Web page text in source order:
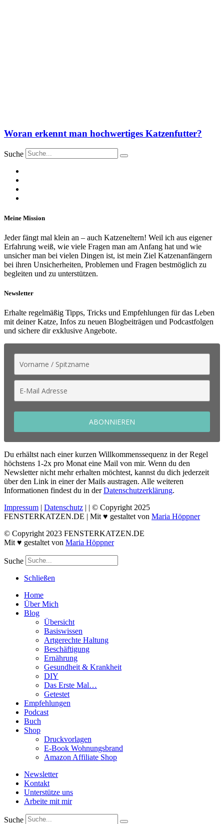
Woran erkennt man hochwertiges Katzenfutter?
Suche
Meine Mission
Jeder fängt mal klein an – auch Katzeneltern! Weil ich aus eigener
Erfahrung weiß, wie viele Fragen man am Anfang hat und wie
unsicher man bei vielen Dingen ist, ist mein Ziel Katzenanfängern
bei ihren Unsicherheiten, Problemen und Fragen bestmöglich zu
begleiten und zu unterstützen.
Newsletter
Erhalte regelmäßig Tipps, Tricks und Empfehlungen für das Leben
mit deiner Katze, Infos zu neuen Blogbeiträgen und Podcastfolgen
und sichere dir exklusive Angebote.
ABONNIEREN
Du erhältst nach einer kurzen Willkommenssequenz in der Regel
höchstens 1-2x pro Monat eine Mail von mir. Wenn du den
Newsletter nicht mehr erhalten möchtest, kannst du dich jederzeit
über den Link in einer der Mails austragen. Alle weiteren
Informationen findest du in derDatenschutzerklärung.
Impressum | Datenschutz | | © Copyright 2025
FENSTERKATZEN.DE | Mit ♥ gestaltet von Maria Höppner
© Copyright 2023 FENSTERKATZEN.DE
Mit ♥ gestaltet von Maria Höppner
Suche
Schließen
Home
Über Mich
Blog
Übersicht
Basiswissen
Artgerechte Haltung
Beschäftigung
Ernährung
Gesundheit & Krankheit
DIY
Das Erste Mal…
Getestet
Empfehlungen
Podcast
Buch
Shop
Druckvorlagen
E-Book Wohnungsbrand
Amazon Affiliate Shop
Newsletter
Kontakt
Unterstütze uns
Arbeite mit mir
Suche